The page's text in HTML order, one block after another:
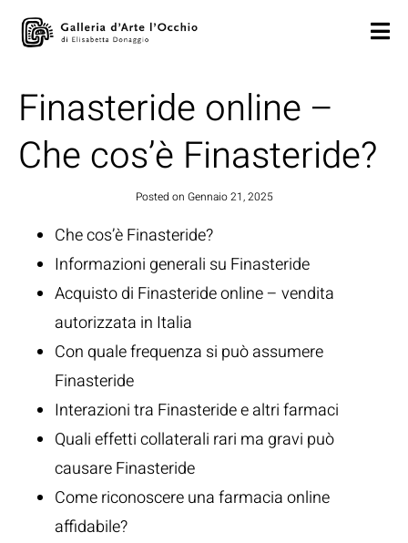
Finasteride online –
Che cos’è Finasteride?
Posted on Gennaio 21, 2025
Che cos’è Finasteride?
Informazioni generali su Finasteride
Acquisto di Finasteride online – vendita
autorizzata in Italia
Con quale frequenza si può assumere
Finasteride
Interazioni tra Finasteride e altri farmaci
Quali effetti collaterali rari ma gravi può
causare Finasteride
Come riconoscere una farmacia online
affidabile?